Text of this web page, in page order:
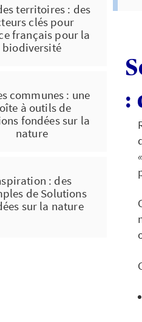
territoires : des
clés pour
français pour la
biodiversité
communes : une
à outils de
fondées sur la
nature
: des
de Solutions
sur la nature
: